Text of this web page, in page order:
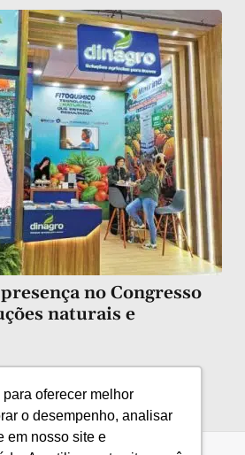
oferecer melhor
o desempenho, analisar
em nosso site e
no Congresso
naturais e